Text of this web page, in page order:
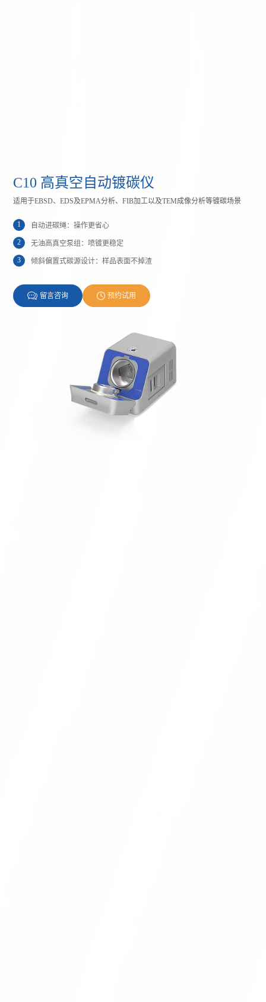
C10 高真空自动镀碳仪
适用于EBSD、EDS及EPMA分析、FIB加工以及TEM成像分析等镀碳场景
1 自动进碳绳：操作更省心
2 无油高真空泵组：喷镀更稳定
3 倾斜偏置式碳源设计：样品表面不掉渣
留言咨询 预约试用